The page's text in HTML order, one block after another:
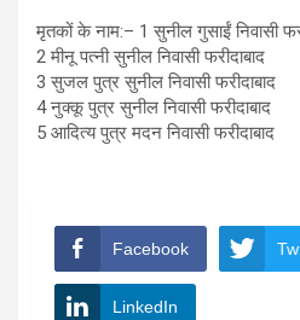
मृतकों के नाम:– 1 सुनील गुसाईं निवासी
2 मीनू पत्नी सुनील निवासी फरीदाबाद
3 सुजल पुत्र सुनील निवासी फरीदाबाद
4 नुक्कू पुत्र सुनील निवासी फरीदाबाद
5 आदित्य पुत्र मदन निवासी फरीदाबाद
Facebook
LinkedIn